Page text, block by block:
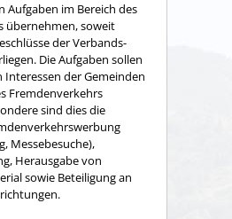
Aufgaben im Bereich des
übernehmen, soweit
der Verbands­
Die Aufgaben sollen
Interessen der Gemeinden
Fremdenverkehrs
sind dies die
Messebesuche),
Herausgabe von
sowie Betei­ligung an